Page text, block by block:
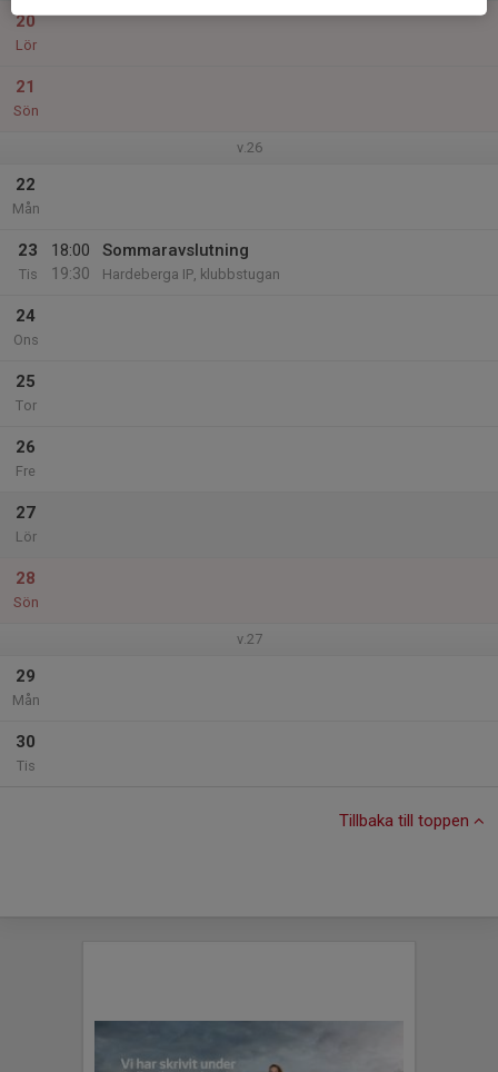
20
Lör
21
Sön
v.26
22
Mån
23
Tis
18:00
19:30
Sommaravslutning
Hardeberga IP, klubbstugan
24
Ons
25
Tor
26
Fre
27
Lör
28
Sön
v.27
29
Mån
30
Tis
Tillbaka till toppen